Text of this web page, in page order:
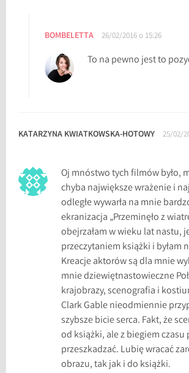
BOMBELETTA 26/02/2016 o 15:26
To na pewno jest to
KATARZYNA KWIATKOWSKA-HOTOWY 25/02/
Oj mnóstwo tych filmów było,
chyba największe wrażenie i
odległe wywarła na mnie
ekranizacja „Przeminęło z
obejrzałam w wieku lat nastu,
przeczytaniem książki i byłam
Kreacje aktorów są dla mnie
mnie dziewiętnastowieczne
krajobrazy, scenografia i
Clark Gable nieodmiennie
szybsze bicie serca. Fakt, że
od książki, ale z biegiem czasu
przeszkadzać. Lubię wracać
obrazu, tak jak i do książki.